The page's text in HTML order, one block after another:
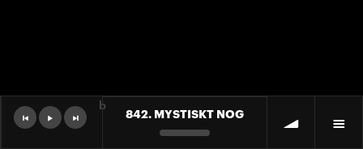
842. MYSTISKT NOG
b